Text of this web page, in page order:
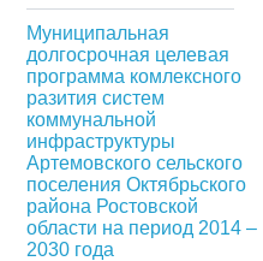
Муниципальная
долгосрочная целевая
программа комлексного
разития систем
коммунальной
инфраструктуры
Артемовского сельского
поселения Октябрьского
района Ростовской
области на период 2014 –
2030 года